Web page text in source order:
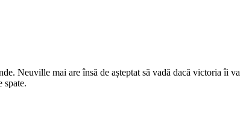
Neuville mai are însă de așteptat să vadă dacă victoria îi va
spate.